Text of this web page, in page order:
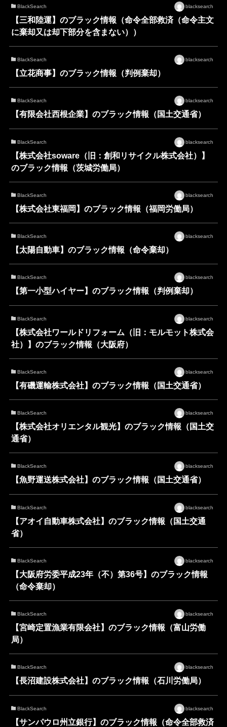
BlackSearch blacksearch
【三和陸運】のブラック情報（命令全部救済（命令主文
に棄却又は却下部分を含まない））
BlackSearch blacksearch
【立花商事】のブラック情報（判例棄却）
BlackSearch blacksearch
【有限会社西根企業】のブラック情報（国土交通省）
BlackSearch blacksearch
【株式会社soware（旧：創和リサイクル株式会社）】
のブラック情報（茨城労働局）
BlackSearch blacksearch
【株式会社東福岡】のブラック情報（福岡労働局）
BlackSearch blacksearch
【太陽自動車】のブラック情報（命令棄却）
BlackSearch blacksearch
【第一小型ハイヤー】のブラック情報（判例棄却）
BlackSearch blacksearch
【株式会社ワールドリフォーム（旧：モルモット株式会
社）】のブラック情報（大阪府）
BlackSearch blacksearch
【有磯運輸株式会社】のブラック情報（国土交通省）
BlackSearch blacksearch
【株式会社オリエンタル観光】のブラック情報（国土交
通省）
BlackSearch blacksearch
【魚野運送株式会社】のブラック情報（国土交通省）
BlackSearch blacksearch
【アオイ自動車株式会社】のブラック情報（国土交通
省）
BlackSearch blacksearch
【大阪府労委平成23年（不）第36号】のブラック情報
（命令棄却）
BlackSearch blacksearch
【宮崎定置漁業有限会社】のブラック情報（富山労働
局）
BlackSearch blacksearch
【長沼建設株式会社】のブラック情報（石川労働局）
BlackSearch blacksearch
【サンパウロ州立銀行】のブラック情報（命令全部救済